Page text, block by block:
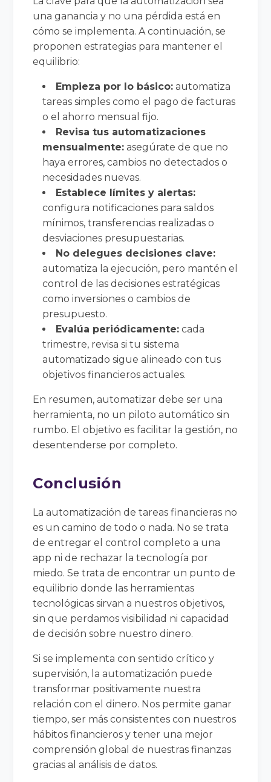
una ganancia y no una pérdida está en
cómo se implementa. A continuación, se
proponen estrategias para mantener el
equilibrio:
Empieza por lo básico: automatiza
tareas simples como el pago de facturas
o el ahorro mensual fijo.
Revisa tus automatizaciones
mensualmente: asegúrate de que no
haya errores, cambios no detectados o
necesidades nuevas.
Establece límites y alertas:
configura notificaciones para saldos
mínimos, transferencias realizadas o
desviaciones presupuestarias.
No delegues decisiones clave:
automatiza la ejecución, pero mantén el
control de las decisiones estratégicas
como inversiones o cambios de
presupuesto.
Evalúa periódicamente: cada
trimestre, revisa si tu sistema
automatizado sigue alineado con tus
objetivos financieros actuales.
En resumen, automatizar debe ser una
herramienta, no un piloto automático sin
rumbo. El objetivo es facilitar la gestión, no
desentenderse por completo.
Conclusión
La automatización de tareas financieras no
es un camino de todo o nada. No se trata
de entregar el control completo a una
app ni de rechazar la tecnología por
miedo. Se trata de encontrar un punto de
equilibrio donde las herramientas
tecnológicas sirvan a nuestros objetivos,
sin que perdamos visibilidad ni capacidad
de decisión sobre nuestro dinero.
Si se implementa con sentido crítico y
supervisión, la automatización puede
transformar positivamente nuestra
relación con el dinero. Nos permite ganar
tiempo, ser más consistentes con nuestros
hábitos financieros y tener una mejor
comprensión global de nuestras finanzas
gracias al análisis de datos.